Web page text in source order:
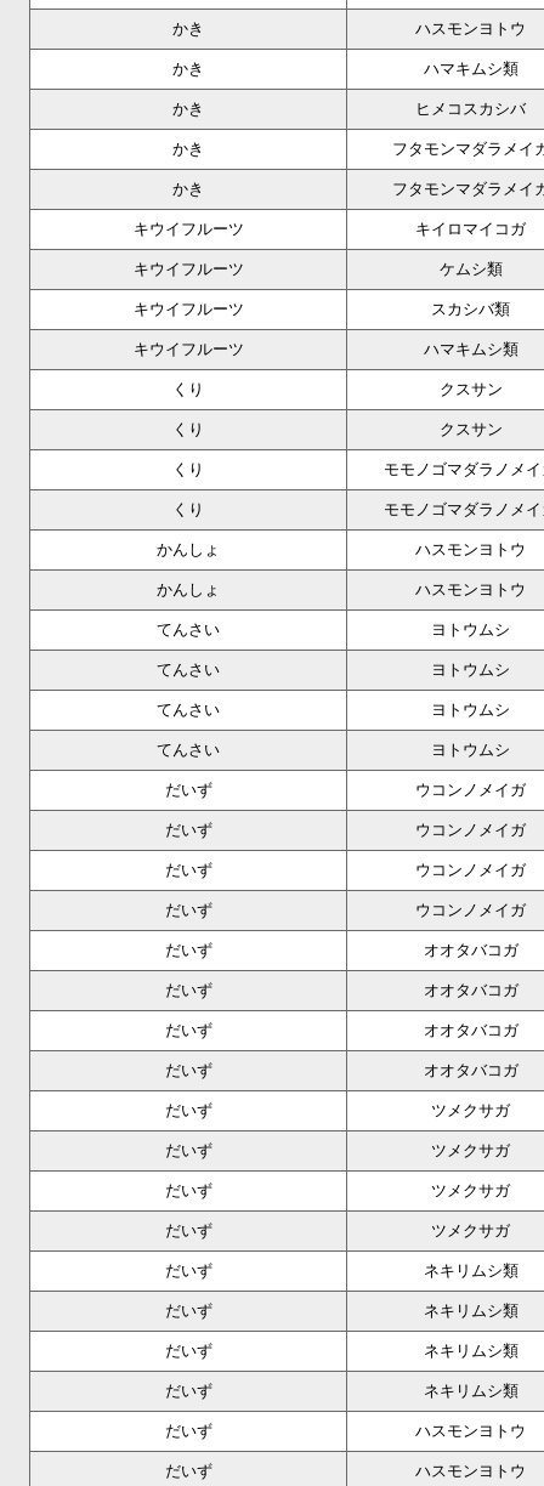
かき ハスモンヨトウ
かき ハマキムシ類
かき ヒメコスカシバ
かき フタモンマダラメイ
かき フタモンマダラメイ
キウイフルーツ キイロマイコガ
キウイフルーツ ケムシ類
キウイフルーツ スカシバ類
キウイフルーツ ハマキムシ類
くり クスサン
くり クスサン
くり モモノゴマダラノメ
くり モモノゴマダラノメ
かんしょ ハスモンヨトウ
かんしょ ハスモンヨトウ
てんさい ヨトウムシ
てんさい ヨトウムシ
てんさい ヨトウムシ
てんさい ヨトウムシ
だいず ウコンノメイガ
だいず ウコンノメイガ
だいず ウコンノメイガ
だいず ウコンノメイガ
だいず オオタバコガ
だいず オオタバコガ
だいず オオタバコガ
だいず オオタバコガ
だいず ツメクサガ
だいず ツメクサガ
だいず ツメクサガ
だいず ツメクサガ
だいず ネキリムシ類
だいず ネキリムシ類
だいず ネキリムシ類
だいず ネキリムシ類
だいず ハスモンヨトウ
だいず ハスモンヨトウ